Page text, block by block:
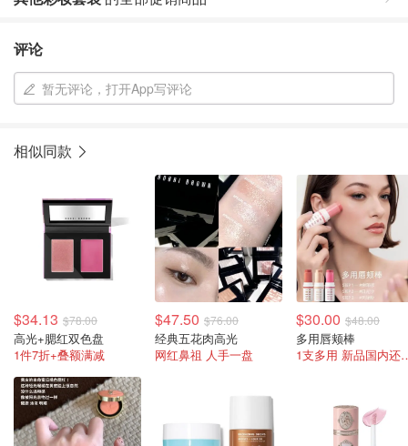
评论
暂无评论，打开App写评论
相似同款
$34.13 $78.00
高光+腮红双色盘
1件7折+叠额满减
$47.50 $76.00
经典五花肉高光
网红鼻祖 人手一盘
$30.00 $48.00
多用唇颊棒
1支多用